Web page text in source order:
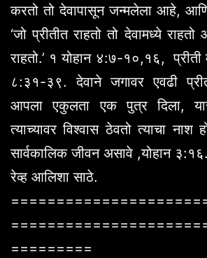
करतो तो देवापासून जन्मलेला आहे,
‘जो प्रीतीत राहतो तो देवामध्ये
राहतो.’ १ योहान ४:७-१०,१६,
८:३१-३९. देवाने जगावर एवढी
आपला एकुलता एक पुत्र दिला,
त्याच्यावर विश्वास ठेवतो त्याचा
सार्वकालिक जीवन असावे ,योहान ३:१६.
रेव्ह आलिशा साठे.
=========